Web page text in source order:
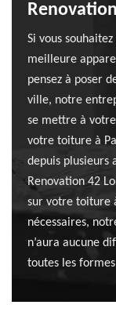
Si vous
meilleure
pensez à poser
ville, notre
se mettre à
votre toiture à
depuis plusieurs
Renovation 42
sur votre toiture
nécessaires,
n’aura aucune
toutes les